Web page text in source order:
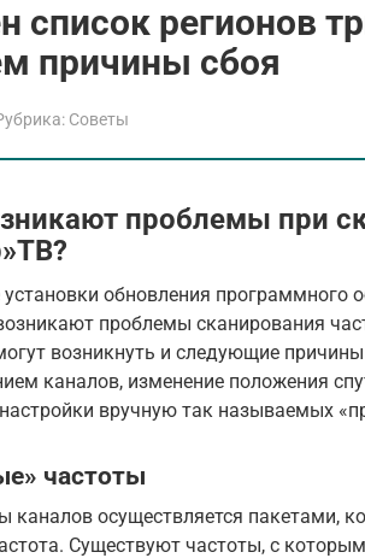
список регионов
причины сбоя
Советы
проблемы при
обновления программного
проблемы сканирования
возникнуть и следующие
каналов, изменение положения
вручную так называемых
частоты
каналов осуществляется пакетами,
Существуют частоты, с